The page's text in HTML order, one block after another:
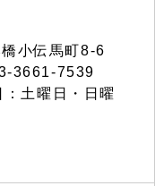
小伝馬町8-6
3661-7539
土曜日・日曜